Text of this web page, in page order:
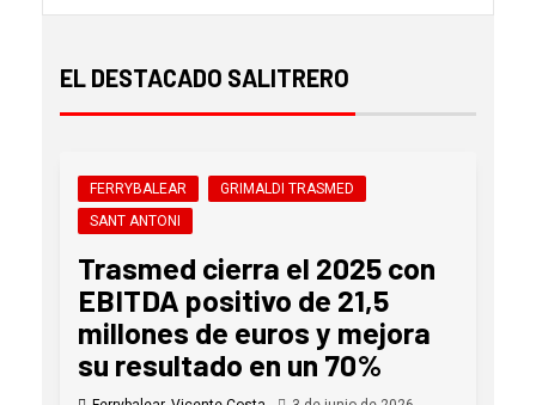
EL DESTACADO SALITRERO
FERRYBALEAR
GRIMALDI TRASMED
SANT ANTONI
Trasmed cierra el 2025 con
EBITDA positivo de 21,5
millones de euros y mejora
su resultado en un 70%